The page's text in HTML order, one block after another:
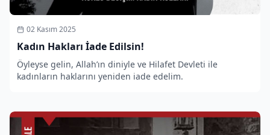
02 Kasım 2025
Kadın Hakları İade Edilsin!
Öyleyse gelin, Allah’ın diniyle ve Hilafet Devleti ile
kadınların haklarını yeniden iade edelim.